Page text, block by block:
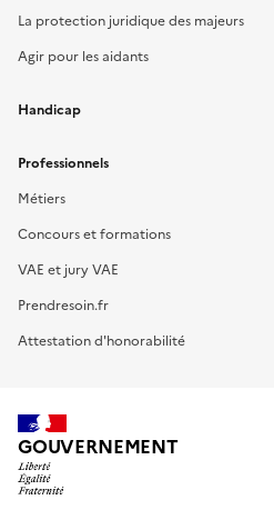
La protection juridique des majeurs
Agir pour les aidants
Handicap
Professionnels
Métiers
Concours et formations
VAE et jury VAE
Prendresoin.fr
Attestation d'honorabilité
GOUVERNEMENT